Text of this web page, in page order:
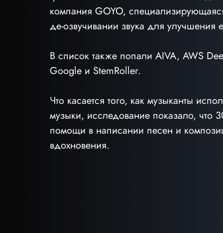
компания GOYO,
де-озвучивании звука для улучшения
В список также попали AIVA, AWS
Google и StemRoller.
Что касается того, как музыканты
музыки, исследование показало,
помощи в написании песен и
вдохновения.